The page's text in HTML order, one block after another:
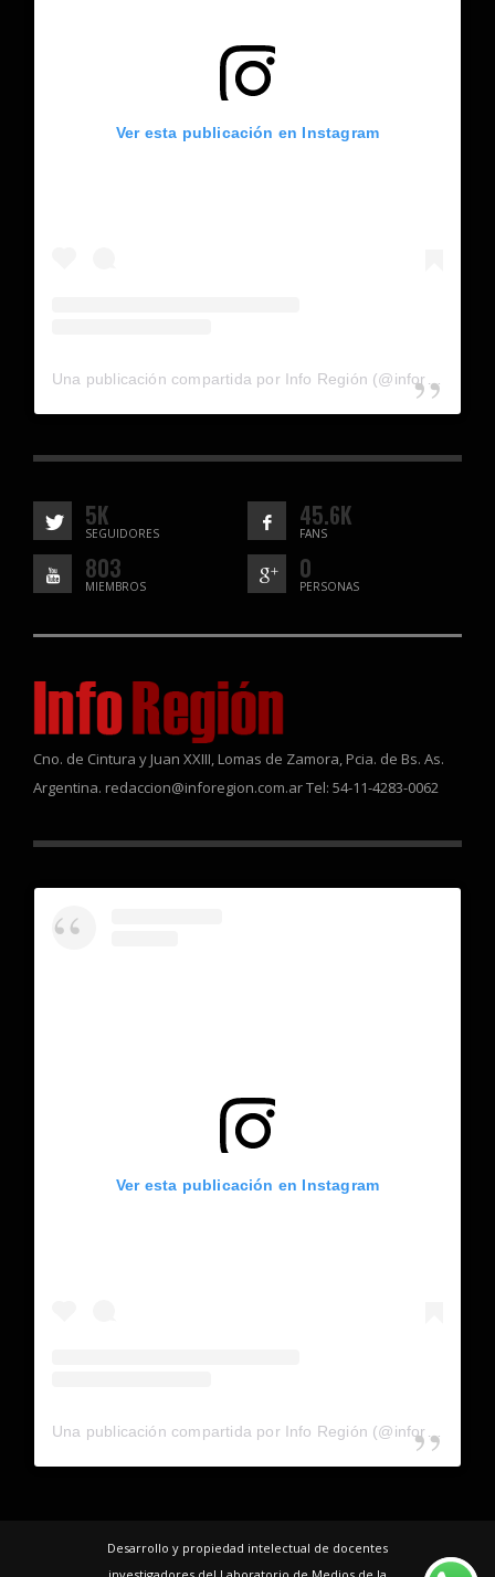
Ver esta publicación en Instagram
5K
SEGUIDORES
45.6K
FANS
803
MIEMBROS
0
PERSONAS
Cno. de Cintura y Juan XXIII, Lomas de Zamora, Pcia. de Bs. As.
Argentina. redaccion@inforegion.com.ar Tel: 54-11-4283-0062
Ver esta publicación en Instagram
Desarrollo y propiedad intelectual de docentes